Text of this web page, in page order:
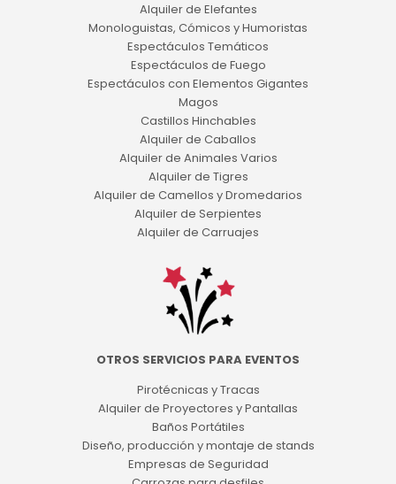
Alquiler de Elefantes
Monologuistas, Cómicos y Humoristas
Espectáculos Temáticos
Espectáculos de Fuego
Espectáculos con Elementos Gigantes
Magos
Castillos Hinchables
Alquiler de Caballos
Alquiler de Animales Varios
Alquiler de Tigres
Alquiler de Camellos y Dromedarios
Alquiler de Serpientes
Alquiler de Carruajes
OTROS SERVICIOS PARA EVENTOS
Pirotécnicas y Tracas
Alquiler de Proyectores y Pantallas
Baños Portátiles
Diseño, producción y montaje de stands
Empresas de Seguridad